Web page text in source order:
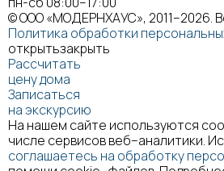
© ООО «МОДЕРНХАУС», 2011–2026.
Политика обработки
открытьзакрыть
Рассчитать
цену дома
Записаться
на экскурсию
На нашем сайте используются
числе сервисов веб–аналитики.
соглашаетесь на обработку